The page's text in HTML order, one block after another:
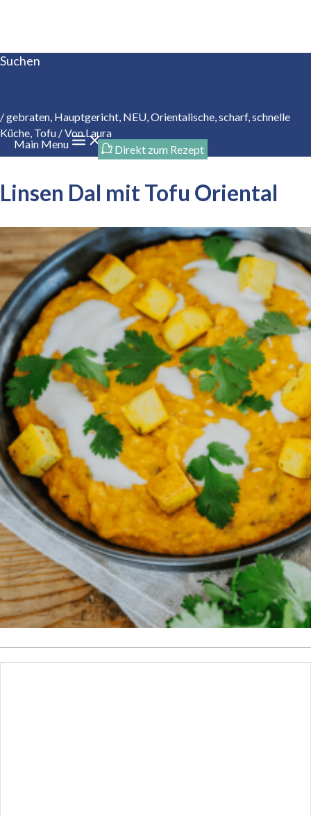
Suchen
Main Menu
/gebraten, Hauptgericht, NEU,Orientalische,scharf,schnelle
Küche, Tofu / VonLaura
Direkt zum Rezept -
Linsen Dal mit Tofu Oriental